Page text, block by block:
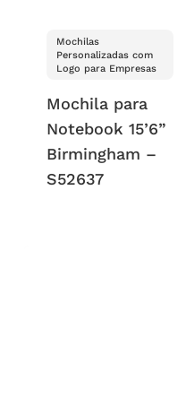
Mochilas
Personalizadas com
Logo para Empresas
Mochila para
Notebook 15’6”
Birmingham –
S52637